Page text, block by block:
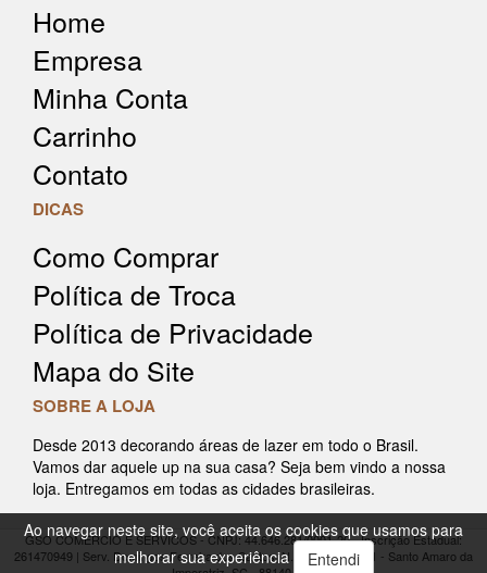
Home
Empresa
Minha Conta
Carrinho
Contato
DICAS
Como Comprar
Política de Troca
Política de Privacidade
Mapa do Site
SOBRE A LOJA
Desde 2013 decorando áreas de lazer em todo o Brasil.
Vamos dar aquele up na sua casa? Seja bem vindo a nossa
loja. Entregamos em todas as cidades brasileiras.
GSO COMERCIO E SERVICOS - CNPJ: 44.646.281/0001-20 - Inscrição Estadual:
261470949 | Serv. Domingos Ferreira dos Santos, N.: 91 Armazém 1 - Santo Amaro da
Ao navegar neste site, você aceita os cookies que usamos para
melhorar sua experiência
Entendi